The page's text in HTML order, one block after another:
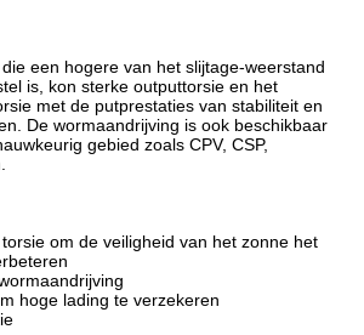
een hogere van het slijtage-weerstand
is, kon sterke outputtorsie en het
met de putprestaties van stabiliteit en
De wormaandrijving is ook beschikbaar
gebied zoals CPV, CSP,
om de veiligheid van het zonne het
hoge lading te verzekeren